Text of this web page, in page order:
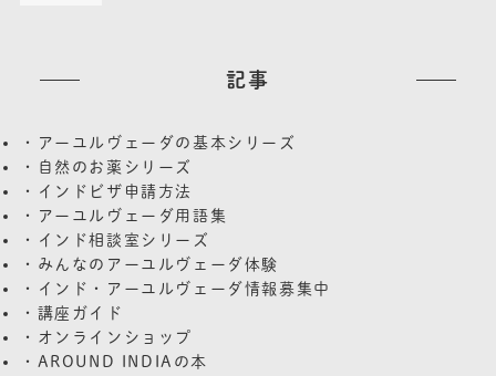
記事
・アーユルヴェーダの基本シリーズ
・自然のお薬シリーズ
・インドビザ申請方法
・アーユルヴェーダ用語集
・インド相談室シリーズ
・みんなのアーユルヴェーダ体験
・インド・アーユルヴェーダ情報募集中
・講座ガイド
・オンラインショップ
・AROUND INDIAの本